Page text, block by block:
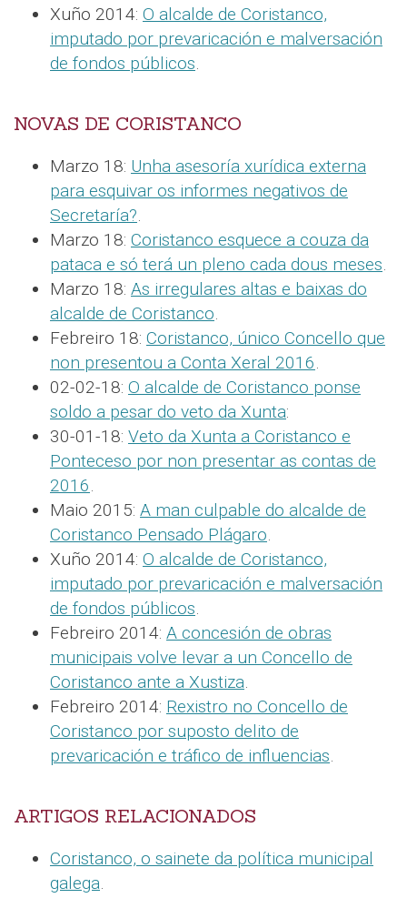
Xuño 2014: O alcalde de Coristanco,
imputado por prevaricación e malversación
de fondos públicos.
NOVAS DE CORISTANCO
Marzo 18: Unha asesoría xurídica externa
para esquivar os informes negativos de
Secretaría?.
Marzo 18: Coristanco esquece a couza da
pataca e só terá un pleno cada dous meses.
Marzo 18: As irregulares altas e baixas do
alcalde de Coristanco.
Febreiro 18: Coristanco, único Concello que
non presentou a Conta Xeral 2016.
02-02-18: O alcalde de Coristanco ponse
soldo a pesar do veto da Xunta:
30-01-18: Veto da Xunta a Coristanco e
Ponteceso por non presentar as contas de
2016.
Maio 2015: A man culpable do alcalde de
Coristanco Pensado Plágaro.
Xuño 2014: O alcalde de Coristanco,
imputado por prevaricación e malversación
de fondos públicos.
Febreiro 2014: A concesión de obras
municipais volve levar a un Concello de
Coristanco ante a Xustiza.
Febreiro 2014: Rexistro no Concello de
Coristanco por suposto delito de
prevaricación e tráfico de influencias.
ARTIGOS RELACIONADOS
Coristanco, o sainete da política municipal
galega.